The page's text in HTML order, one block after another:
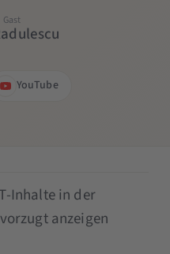
Gast
YouTube
Inhalte in der
anzeigen